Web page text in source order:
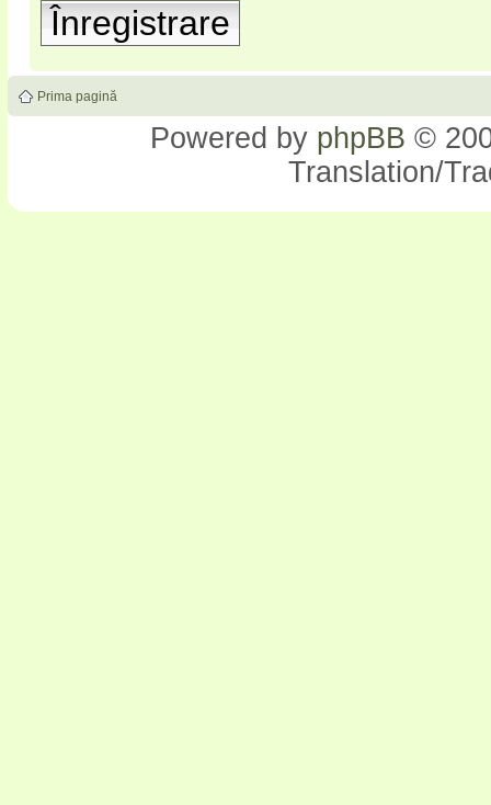
Înregistrare
Prima pagină
Powered by phpBB ©
Translation/